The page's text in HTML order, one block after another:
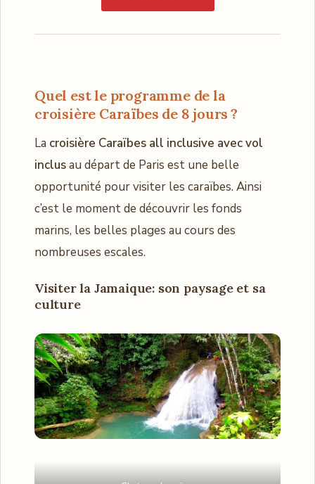
Quel est le programme de la
croisière Caraïbes de 8 jours ?
La croisière Caraïbes all inclusive avec vol
inclusau départ de Paris est une belle
opportunité pour visiter les caraïbes. Ainsi
c’est le moment de découvrir les fonds
marins, les belles plages au cours des
nombreuses escales.
Visiter la Jamaique: son paysage et sa
culture